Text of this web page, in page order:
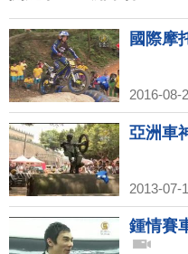
國際摩
2016-08-
亞洲車
2013-07-
鍾情賽